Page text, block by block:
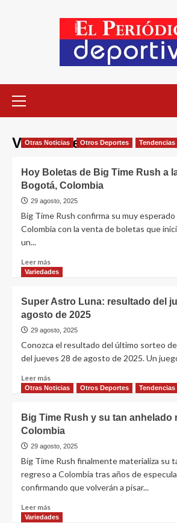
Variedades
Otras Noticias Otros Deportes Tendencias
Hoy Boletas de Big Time Rush a
Bogotá, Colombia
29 agosto, 2025
Big Time Rush confirma su muy
Colombia con la venta de boletas que
un...
Leer más
Variedades
Super Astro Luna: resultado del
agosto de 2025
29 agosto, 2025
Conozca el resultado del último sorteo
del jueves 28 de agosto de 2025. Un
Leer más
Otras Noticias Otros Deportes Tendencias
Big Time Rush y su tan anhelado
Colombia
29 agosto, 2025
Big Time Rush finalmente materializa su
regreso a Colombia tras años de
confirmando que volverán a pisar...
Leer más
Variedades